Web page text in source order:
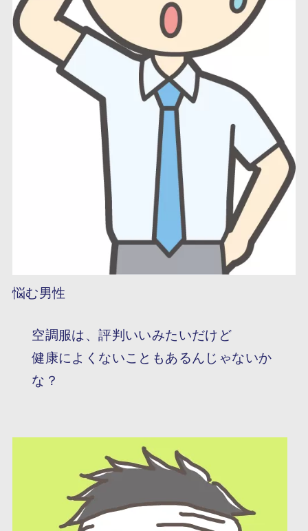
悩む男性
空調服は、評判いいみたいだけど
健康によくないこともあるんじゃないか
な？